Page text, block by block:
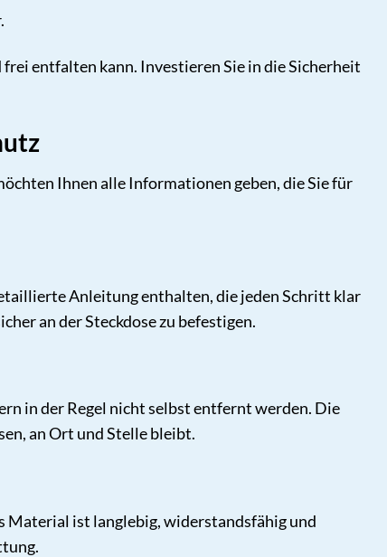
entfalten kann. Investieren Sie in die Sicherheit
Ihnen alle Informationen geben, die Sie für
Anleitung enthalten, die jeden Schritt klar
an der Steckdose zu befestigen.
in der Regel nicht selbst entfernt werden. Die
an Ort und Stelle bleibt.
Material ist langlebig, widerstandsfähig und